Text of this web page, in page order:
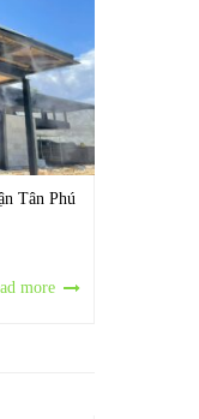
Tân Phú
more